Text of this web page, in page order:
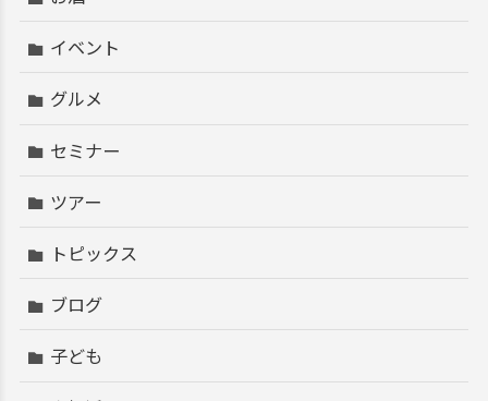
イベント
グルメ
セミナー
ツアー
トピックス
ブログ
子ども